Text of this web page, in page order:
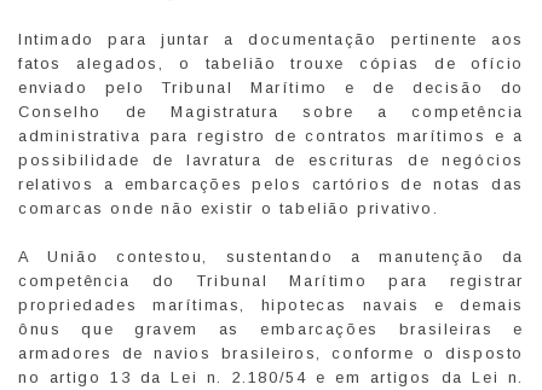
Intimado para juntar a documentação pertinente aos
fatos alegados, o tabelião trouxe cópias de ofício
enviado pelo Tribunal Marítimo e de decisão do
Conselho de Magistratura sobre a competência
administrativa para registro de contratos marítimos e a
possibilidade de lavratura de escrituras de negócios
relativos a embarcações pelos cartórios de notas das
comarcas onde não existir o tabelião privativo.
A União contestou, sustentando a manutenção da
competência do Tribunal Marítimo para registrar
propriedades marítimas, hipotecas navais e demais
ônus que gravem as embarcações brasileiras e
armadores de navios brasileiros, conforme o disposto
no artigo 13 da Lei n. 2.180/54 e em artigos da Lei n.